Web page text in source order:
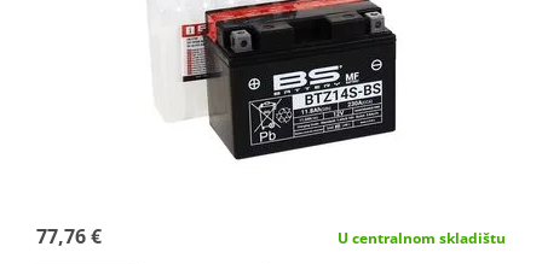
77,76 € U centralnom skladištu